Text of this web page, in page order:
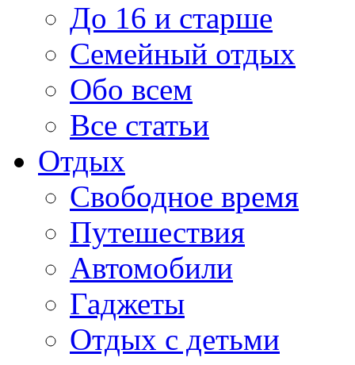
До 16 и старше
Семейный отдых
Обо всем
Все статьи
Отдых
Свободное время
Путешествия
Автомобили
Гаджеты
Отдых с детьми